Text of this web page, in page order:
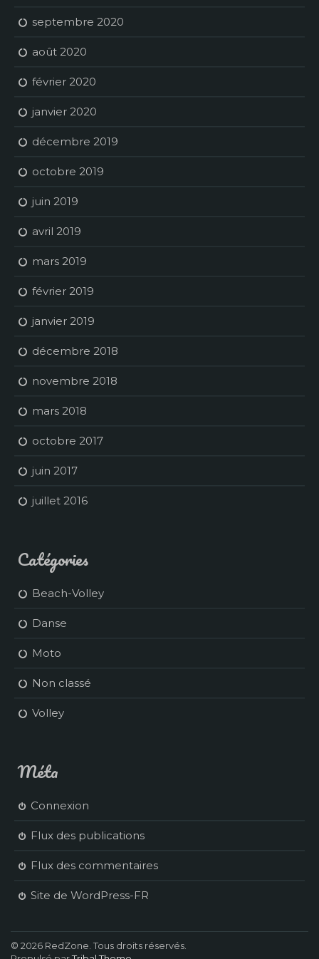
septembre 2020
août 2020
février 2020
janvier 2020
décembre 2019
octobre 2019
juin 2019
avril 2019
mars 2019
février 2019
janvier 2019
décembre 2018
novembre 2018
mars 2018
octobre 2017
juin 2017
juillet 2016
Catégories
Beach-Volley
Danse
Moto
Non classé
Volley
Méta
Connexion
Flux des publications
Flux des commentaires
Site de WordPress-FR
© 2026 RedZone. Tous droits réservés.